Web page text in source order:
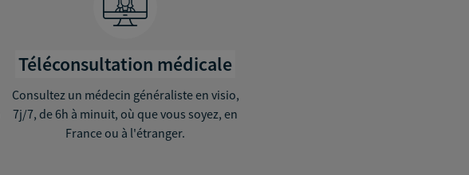
Téléconsultation médicale
Consultez un médecin généraliste en visio,
7j/7, de 6h à minuit, où que vous soyez, en
France ou à l'étranger.